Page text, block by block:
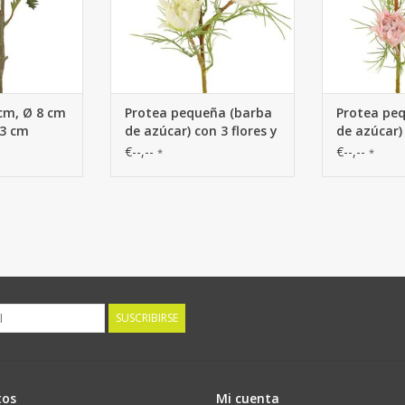
Ø 8 cm
cm
Protea pequeña (barba
de azúcar) con 3 flores y
2 capullos y 12 hojas de
€--,-- *
Protea
de
2 capullos
€--,-- *
SUSCRIBIRSE
Mi cuenta